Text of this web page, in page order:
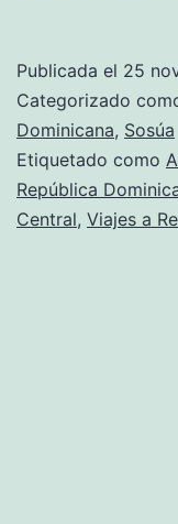
Publicada el 25
Categorizado
Dominicana, Sosúa
Etiquetado como
República
Central, Viajes a